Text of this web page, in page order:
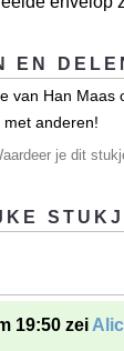
EN
van Han Maas
anderen!
je dit
19:50 zei